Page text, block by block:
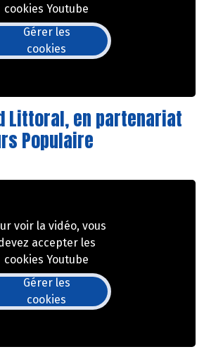
cookies Youtube
Gérer les
cookies
Littoral, en partenariat
Populaire
voir la vidéo, vous
accepter les
cookies Youtube
Gérer les
cookies